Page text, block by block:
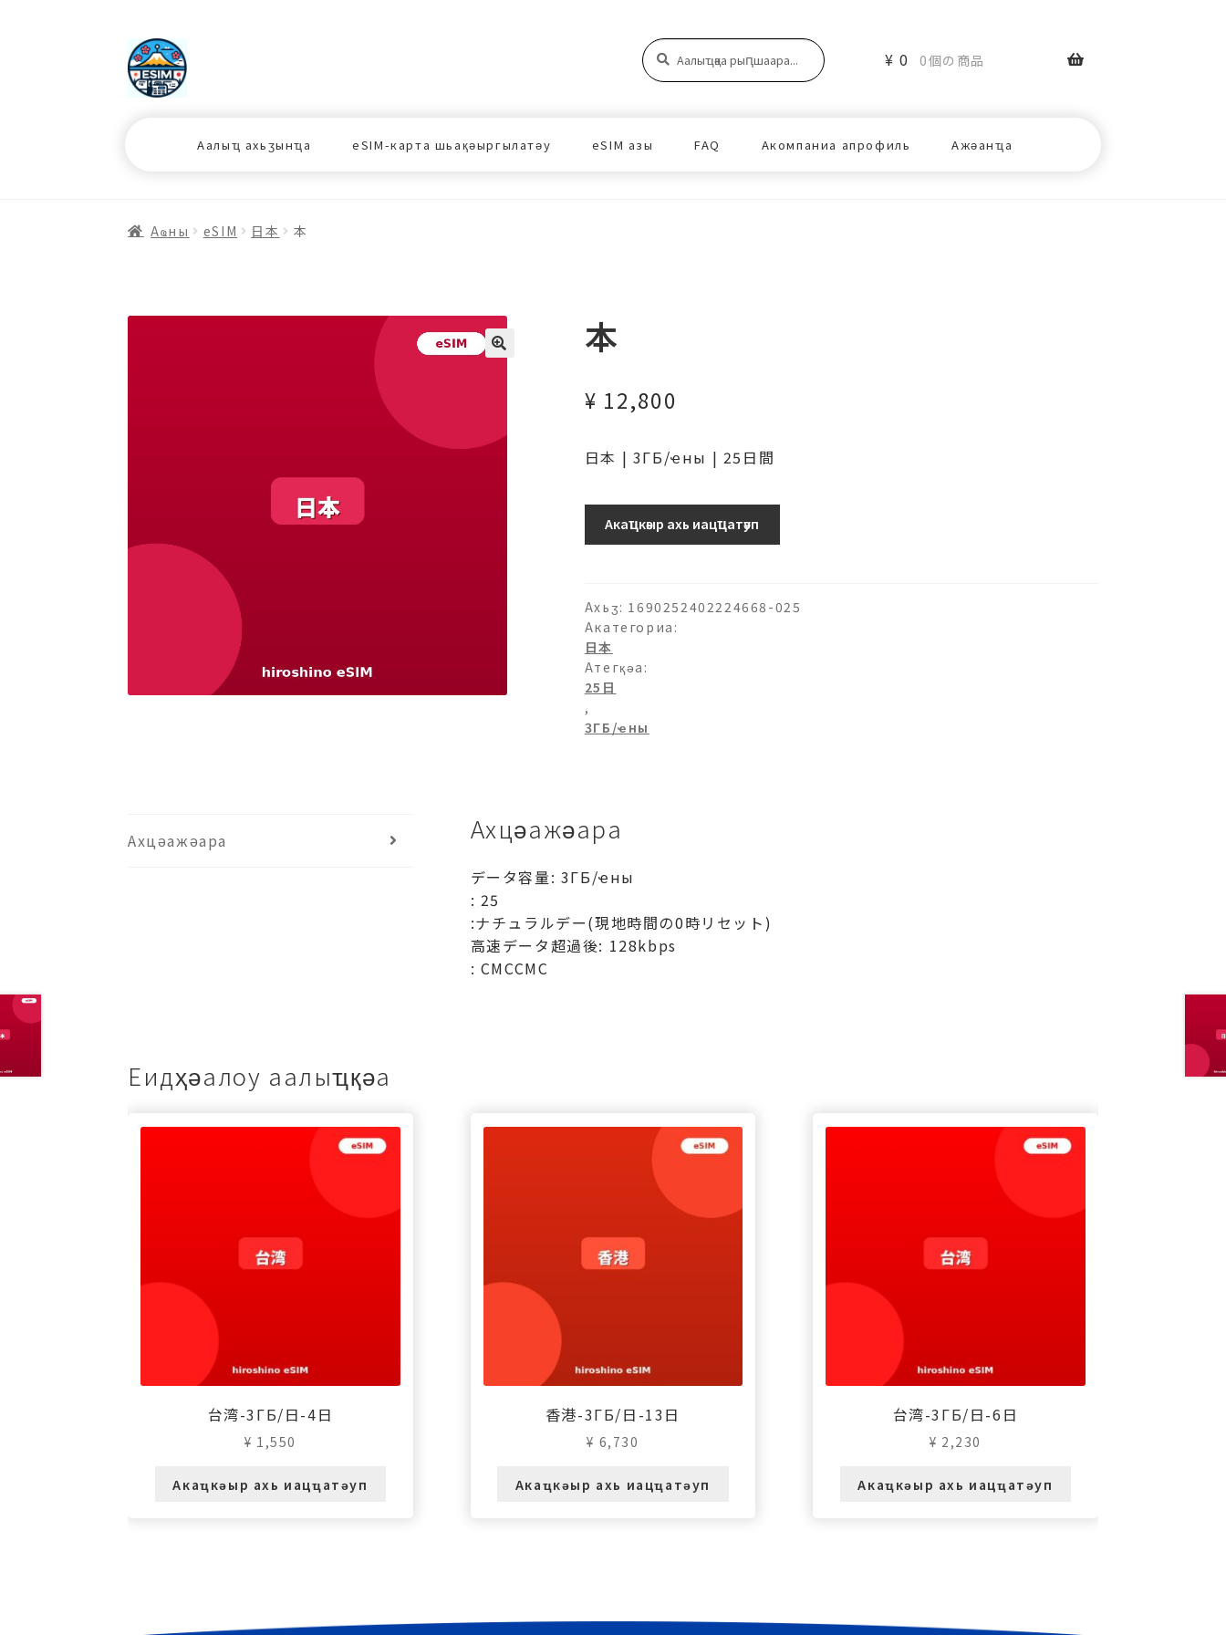
ナ
ビ
ゲ
ス
コ
ン
テ
プ
Аԥшаара:
Аԥшаара
Аалыҵ ахьӡынҵа eSIM-карта шьақәыргылатәу eSIM азы FAQ Акомпаниа апрофиль Ажәанҵа
¥ 0 0個の商品
Аҩны еSIM 日本 本
本
¥ 12,800
日本 | 3ГБ/ҽны | 25日間
ト
バ
ン
ク)
プ
ロ
ン-3ГБ/
日
Акаҵкәыр ахь иацҵатәуп
Ахьӡ: 1690252402224668-025
Акатегориа:
日本
Атегқәа:
25日
,
3ГБ/ҽны
Ахцәажәара Ахцәажәара
データ容量: 3ГБ/ҽны
: 25
:ナチュラルデー(現地時間の0時リセット)
高速データ超過後: 128kbps
: СМССМС
Еидҳәалоу аалыҵқәа
台湾-3ГБ/日-4日
¥ 1,550
Акаҵкәыр ахь иацҵатәуп
香港-3ГБ/日-13日
¥ 6,730
Акаҵкәыр ахь иацҵатәуп
台湾-3ГБ/日-6日
¥ 2,230
Акаҵкәыр ахь иацҵатәуп